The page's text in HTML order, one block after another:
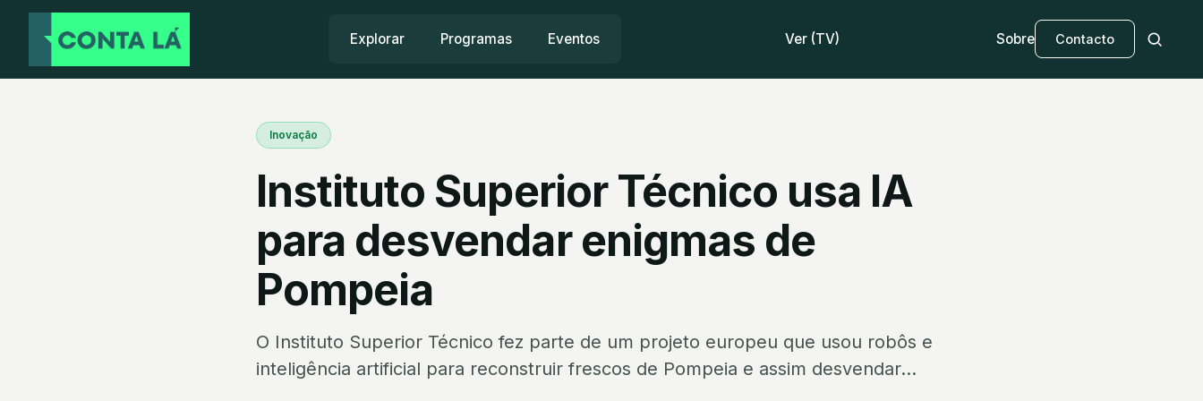
Explorar Programas Eventos Ver (TV) Sobre Contacto
Inovação
Instituto Superior Técnico usa IA
para desvendar enigmas de
Pompeia
O Instituto Superior Técnico fez parte de um projeto europeu que usou robôs e
inteligência artificial para reconstruir frescos de Pompeia e assim desvendar...